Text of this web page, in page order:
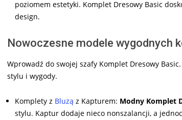
poziomem estetyki. Komplet Dresowy Basic
design.
Nowoczesne modele wygodnych
Wprowadź do swojej szafy Komplet Dresowy
stylu i wygody.
Komplety z Bluzą z Kapturem: Modny Komplet
stylu. Kaptur dodaje nieco nonszalancji, a